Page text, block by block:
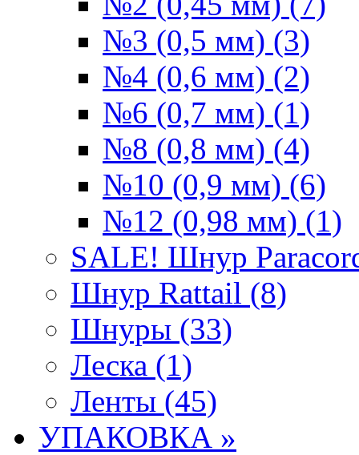
№3 (0,5 мм) (3)
№4 (0,6 мм) (2)
№6 (0,7 мм) (1)
№8 (0,8 мм) (4)
№10 (0,9 мм) (6)
№12 (0,98 мм) (1)
SALE! Шнур
Шнур Rattail (8)
Шнуры (33)
Леска (1)
Ленты (45)
УПАКОВКА »